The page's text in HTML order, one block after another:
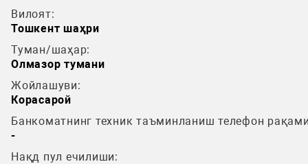
Вилоят:
Тошкент шаҳри
Туман/шаҳар:
Олмазор тумани
Жойлашуви:
Корасарой
Банкоматнинг техник таъминланиш телефон
-
Нақд пул ечилиши: